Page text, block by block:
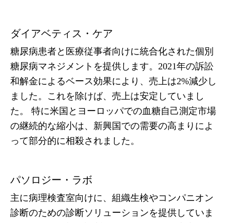
ダイアベティス・ケア
糖尿病患者と医療従事者向けに統合化された個別
糖尿病マネジメントを提供します。2021年の訴訟
和解金によるベース効果により、売上は2%減少し
ました。これを除けば、売上は安定していまし
た。 特に米国とヨーロッパでの血糖自己測定市場
の継続的な縮小は、新興国での需要の高まりによ
って部分的に相殺されました。
パソロジー・ラボ
主に病理検査室向けに、組織生検やコンパニオン
診断のための診断ソリューションを提供していま